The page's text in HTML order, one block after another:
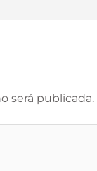
será publicada.